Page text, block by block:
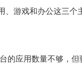
游戏和办公这三个
的应用数量不够，